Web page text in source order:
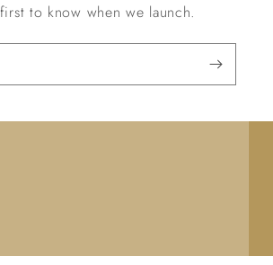
to know when we launch.